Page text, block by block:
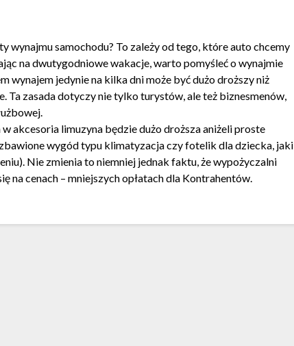
wynajmu samochodu? To zależy od tego, które auto chcemy
na dwutygodniowe wakacje, warto pomyśleć o wynajmie
wynajem jedynie na kilka dni może być dużo droższy niż
Ta zasada dotyczy nie tylko turystów, ale też biznesmenów,
akcesoria limuzyna będzie dużo droższa aniżeli proste
wygód typu klimatyzacja czy fotelik dla dziecka, jaki
Nie zmienia to niemniej jednak faktu, że wypożyczalni
na cenach – mniejszych opłatach dla Kontrahentów.